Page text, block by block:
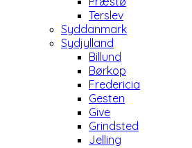
Terslev
Syddanmark
Sydjylland
Billund
Børkop
Fredericia
Gesten
Give
Grindsted
Jelling